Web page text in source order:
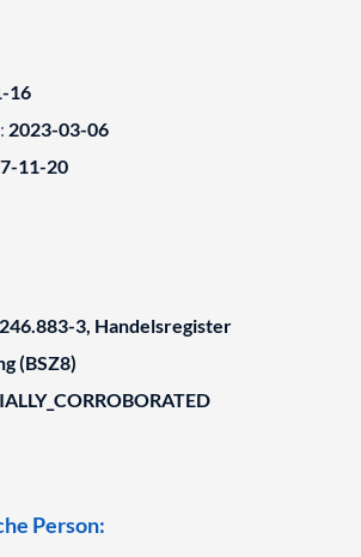
16
2023-03-06
11-20
3, Handelsregister
(BSZ8)
Person: